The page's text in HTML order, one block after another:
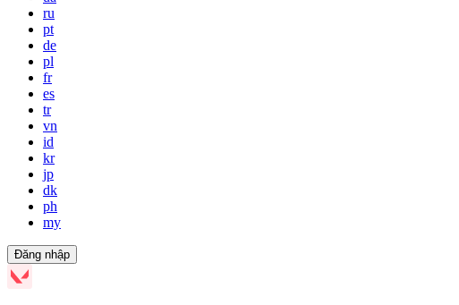
ru
pt
de
pl
fr
es
tr
vn
id
kr
jp
dk
ph
my
Đăng nhập